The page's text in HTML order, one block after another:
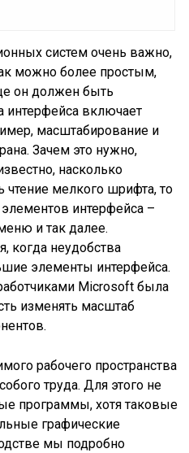
систем очень важно,
можно более простым,
он должен быть
интерфейса включает
масштабирование и
Зачем это нужно,
насколько
мелкого шрифта, то
интерфейса –
и так далее.
когда неудобства
элементы интерфейса.
Microsoft была
изменять масштаб
рабочего пространства
труда. Для этого не
программы, хотя таковые
графические
мы подробно